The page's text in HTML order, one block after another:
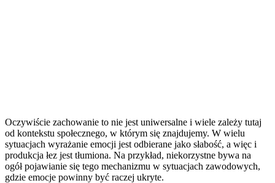
Oczywiście zachowanie to nie jest uniwersalne i wiele zależy tutaj
od kontekstu społecznego, w którym się znajdujemy. W wielu
sytuacjach wyrażanie emocji jest odbierane jako słabość, a więc i
produkcja łez jest tłumiona. Na przykład, niekorzystne bywa na
ogół pojawianie się tego mechanizmu w sytuacjach zawodowych,
gdzie emocje powinny być raczej ukryte.